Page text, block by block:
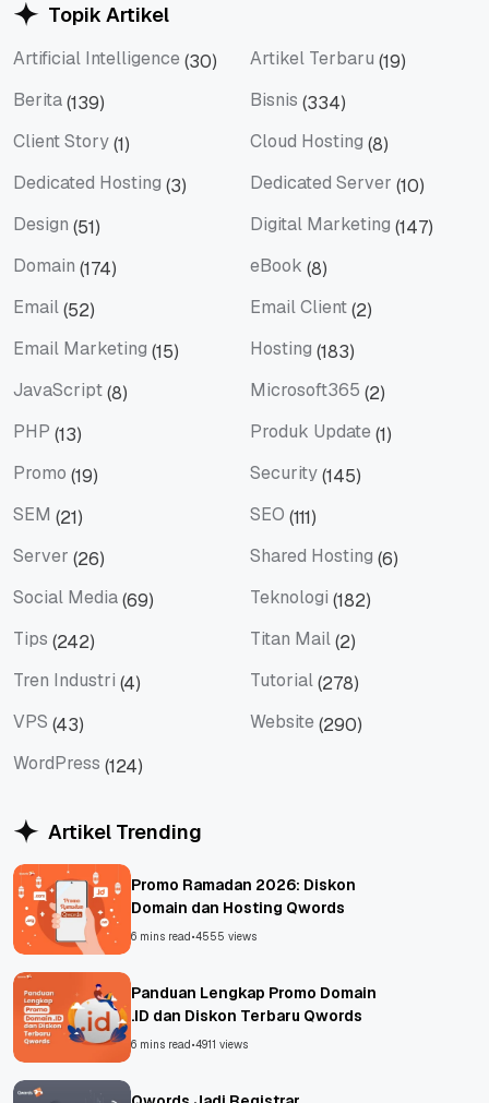
Topik Artikel
Artificial Intelligence (30) Artikel Terbaru (19)
Berita(139) Bisnis (334)
Client Story(1) Cloud Hosting (8)
Dedicated Hosting (3) Dedicated Server (10)
Design (51) Digital Marketing (147)
Domain (174) eBook (8)
Email(52) Email Client(2)
Email Marketing (15) Hosting (183)
JavaScript(8) Microsoft365 (2)
PHP (13) Produk Update (1)
Promo (19) Security(145)
SEM (21) SEO (111)
Server (26) Shared Hosting (6)
Social Media(69) Teknologi (182)
Tips (242) Titan Mail(2)
Tren Industri (4) Tutorial(278)
VPS (43) Website (290)
WordPress (124)
Artikel Trending
Promo Ramadan 2026: Diskon
Domain dan Hosting Qwords
6 mins read•4555 views
Panduan Lengkap Promo Domain
.ID dan Diskon Terbaru Qwords
6 mins read•4911 views